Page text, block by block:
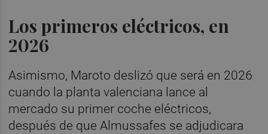
Los primeros eléctricos, en
2026
Asimismo, Maroto deslizó que será en 2026
cuando la planta valenciana lance al
mercado su primer coche eléctricos,
después de que Almussafes se adjudicara